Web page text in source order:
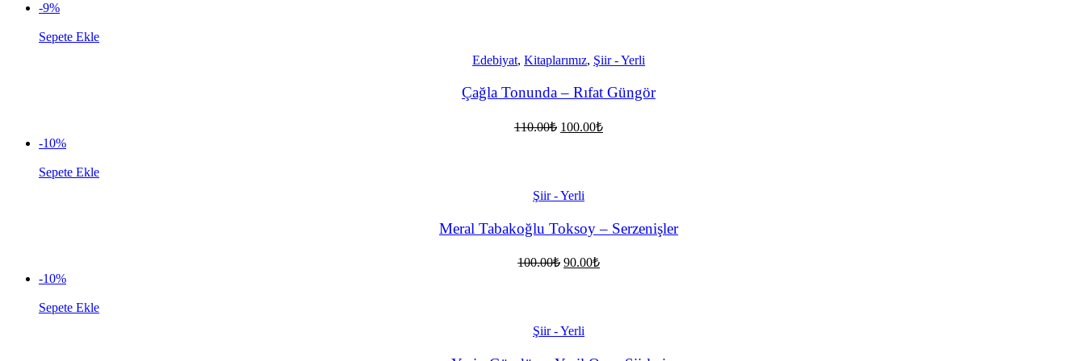
-9%
Sepete Ekle
Edebiyat, Kitaplarımız, Şiir - Yerli
Çağla Tonunda – Rıfat Güngör
110.00₺ Orijinal
100.00₺Şu
-10%
Sepete Ekle
Şiir - Yerli
Meral Tabakoğlu Toksoy – Serzenişler
100.00₺ Orijinal
90.00₺Şu
-10%
Sepete Ekle
Şiir - Yerli